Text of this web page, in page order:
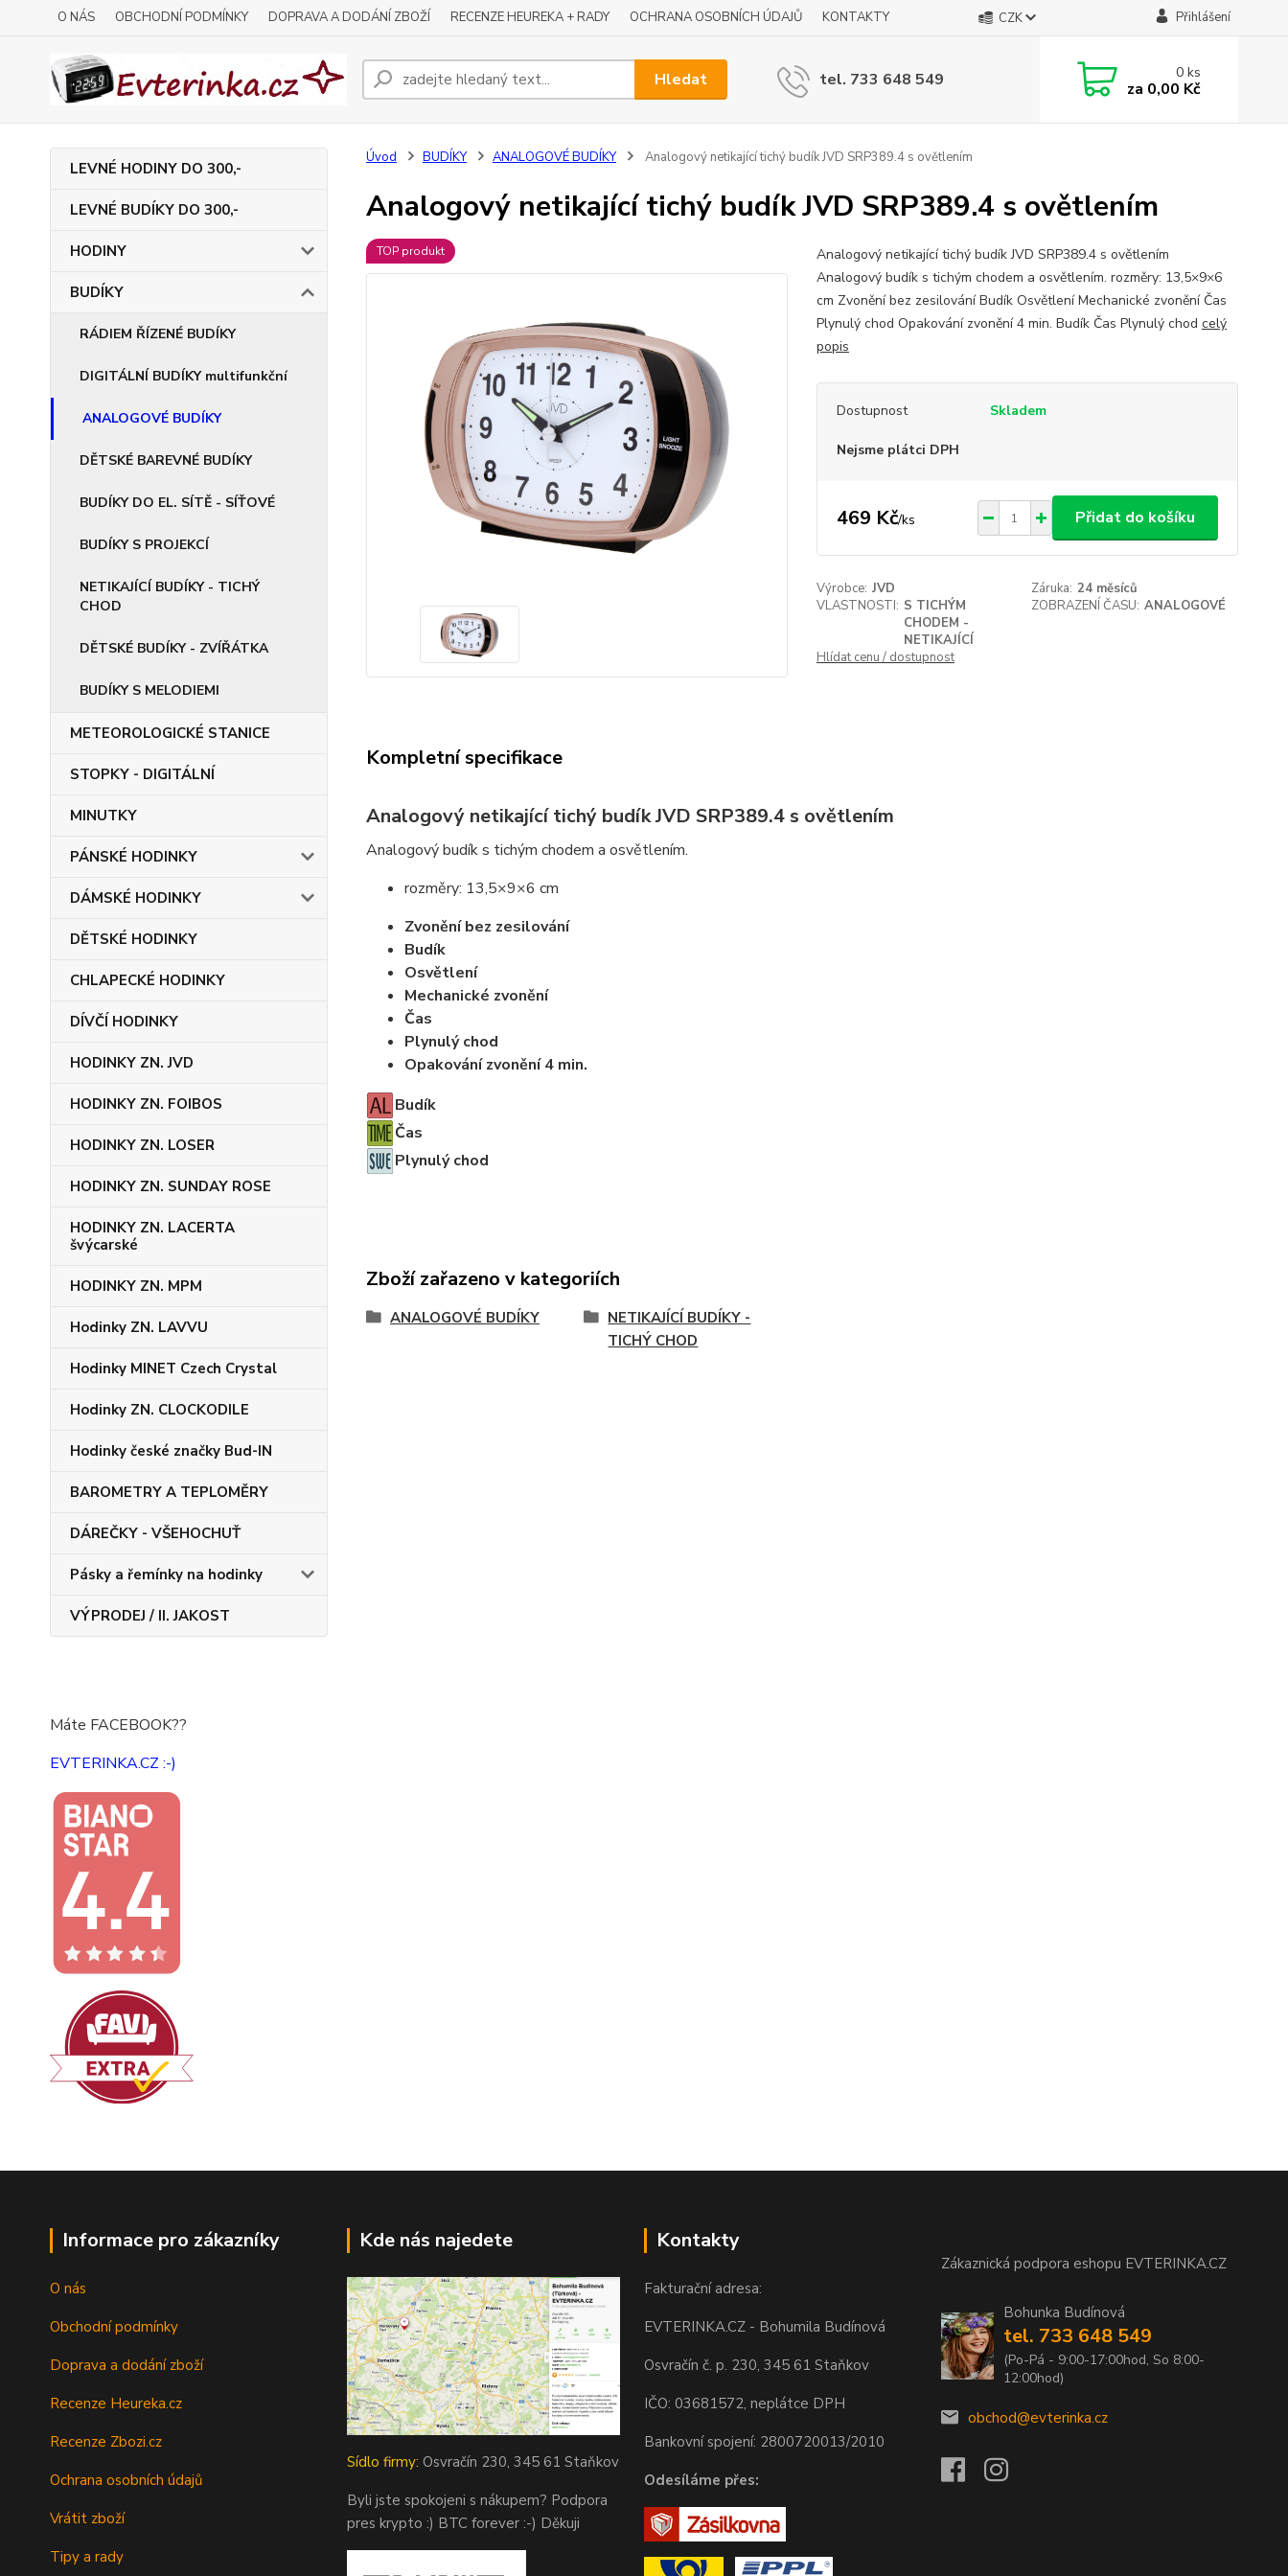
O NÁS OBCHODNÍ PODMÍNKY DOPRAVA A DODÁNÍ ZBOŽÍ RECENZE HEUREKA + RADY OCHRANA OSOBNÍCH ÚDAJŮ KONTAKTY CZK Přihlášení
Hledat tel. 733 648 549 0ks
za 0,00 Kč
LEVNÉ HODINY DO 300,-
LEVNÉ BUDÍKY DO 300,-
HODINY
BUDÍKY
RÁDIEM ŘÍZENÉ BUDÍKY
DIGITÁLNÍ BUDÍKY multifunkční
ANALOGOVÉ BUDÍKY
DĚTSKÉ BAREVNÉ BUDÍKY
BUDÍKY DO EL. SÍTĚ - SÍŤOVÉ
BUDÍKY S PROJEKCÍ
NETIKAJÍCÍ BUDÍKY - TICHÝ
CHOD
DĚTSKÉ BUDÍKY - ZVÍŘÁTKA
BUDÍKY S MELODIEMI
METEOROLOGICKÉ STANICE
STOPKY - DIGITÁLNÍ
MINUTKY
PÁNSKÉ HODINKY
DÁMSKÉ HODINKY
DĚTSKÉ HODINKY
CHLAPECKÉ HODINKY
DÍVČÍ HODINKY
HODINKY ZN. JVD
HODINKY ZN. FOIBOS
HODINKY ZN. LOSER
HODINKY ZN. SUNDAY ROSE
HODINKY ZN. LACERTA
švýcarské
HODINKY ZN. MPM
Hodinky ZN. LAVVU
Hodinky MINET Czech Crystal
Hodinky ZN. CLOCKODILE
Hodinky české značky Bud-IN
BAROMETRY A TEPLOMĚRY
DÁREČKY - VŠEHOCHUŤ
Pásky a řemínky na hodinky
VÝPRODEJ / II. JAKOST
Máte FACEBOOK??
EVTERINKA.CZ :-)
Úvod BUDÍKY ANALOGOVÉ BUDÍKY Analogový netikající tichý budík JVD SRP389.4 s ovětlením
Analogový netikající tichý budík JVD SRP389.4 s ovětlením
TOP produkt
Analogový netikající tichý budík JVD SRP389.4 s ovětlením
Analogový budík s tichým chodem a osvětlením. rozměry: 13,5×9×6
cm Zvonění bez zesilování Budík Osvětlení Mechanické zvonění Čas
Plynulý chod Opakování zvonění 4 min. Budík Čas Plynulý chod celý
popis
Dostupnost Skladem
Nejsme plátci DPH
469 Kč/ks Přidat do košíku
Výrobce: JVD Záruka: 24 měsíců
VLASTNOSTI: S TICHÝM
CHODEM -
NETIKAJÍCÍ
ZOBRAZENÍ ČASU: ANALOGOVÉ
Hlídat cenu / dostupnost
Kompletní specifikace
Analogový netikající tichý budík JVD SRP389.4 s ovětlením
Analogový budík s tichým chodem a osvětlením.
rozměry: 13,5×9×6 cm
Zvonění bez zesilování
Budík
Osvětlení
Mechanické zvonění
Čas
Plynulý chod
Opakování zvonění 4 min.
Budík
Čas
Plynulý chod
Zboží zařazeno v kategoriích
ANALOGOVÉ BUDÍKY
NETIKAJÍCÍ BUDÍKY -
TICHÝ CHOD
Informace pro zákazníky
O nás
Obchodní podmínky
Doprava a dodání zboží
Recenze Heureka.cz
Recenze Zbozi.cz
Ochrana osobních údajů
Vrátit zboží
Tipy a rady
Kde nás najedete
Sídlo firmy: Osvračín 230, 345 61 Staňkov
Byli jste spokojeni s nákupem? Podpora
pres krypto :) BTC forever :-) Děkuji
Kontakty
Fakturační adresa:
EVTERINKA.CZ - Bohumila Budínová
Osvračín č. p. 230, 345 61 Staňkov
IČO: 03681572, neplátce DPH
Bankovní spojení: 2800720013/2010
Odesíláme přes:
Zákaznická podpora eshopu EVTERINKA.CZ
Bohunka Budínová
tel. 733 648 549
(Po-Pá - 9:00-17:00hod, So 8:00-
12:00hod)
obchod@evterinka.cz